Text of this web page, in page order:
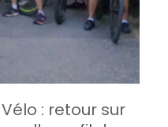
: retour sur